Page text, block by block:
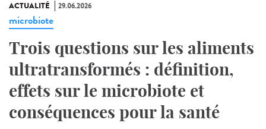
ACTUALITÉ 29.06.2026
microbiote
Trois questions sur les aliments
ultratransformés : définition,
effets sur le microbiote et
conséquences pour la santé